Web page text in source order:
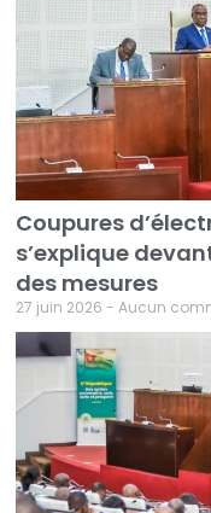
Coupures
s’explique
des mesures
27 juin 2026 Aucun